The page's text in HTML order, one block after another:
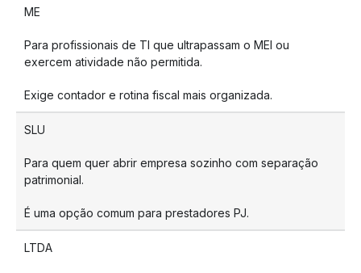
ME
Para profissionais de TI que ultrapassam o MEI ou
exercem atividade não permitida.
Exige contador e rotina fiscal mais organizada.
SLU
Para quem quer abrir empresa sozinho com separação
patrimonial.
É uma opção comum para prestadores PJ.
LTDA